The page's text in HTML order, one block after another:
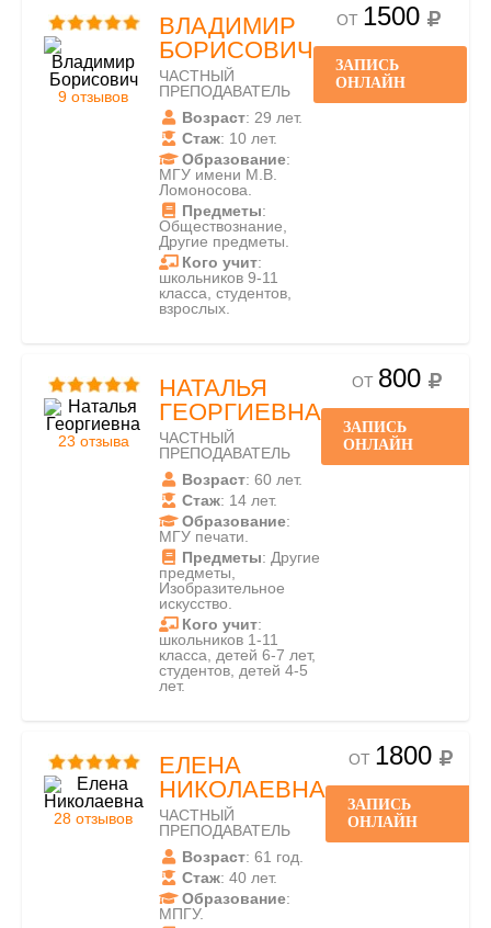
9 отзывов
ВЛАДИМИР
БОРИСОВИЧ
ЧАСТНЫЙ
ПРЕПОДАВАТЕЛЬ
Возраст: 29 лет.
Стаж: 10 лет.
Образование:
МГУ имени М.В.
Ломоносова.
Предметы:
Обществознание,
Другие предметы.
Кого учит:
школьников 9-11
класса, студентов,
взрослых.
ОТ 1500
ЗАПИСЬ
ОНЛАЙН
23 отзыва
НАТАЛЬЯ
ГЕОРГИЕВНА
ЧАСТНЫЙ
ПРЕПОДАВАТЕЛЬ
Возраст: 60 лет.
Стаж: 14 лет.
Образование:
МГУ печати.
Предметы: Другие
предметы,
Изобразительное
искусство.
Кого учит:
школьников 1-11
класса, детей 6-7 лет,
студентов, детей 4-5
лет.
ОТ 800
ЗАПИСЬ
ОНЛАЙН
28 отзывов
ЕЛЕНА
НИКОЛАЕВНА
ЧАСТНЫЙ
ПРЕПОДАВАТЕЛЬ
Возраст: 61 год.
Стаж: 40 лет.
Образование:
МПГУ.
ОТ 1800
ЗАПИСЬ
ОНЛАЙН